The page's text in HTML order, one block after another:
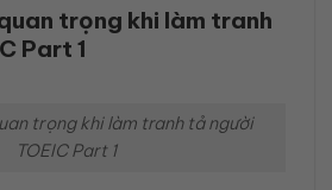
trọng khi làm tranh
Part 1
trọng khi làm tranh tả người
TOEIC Part 1